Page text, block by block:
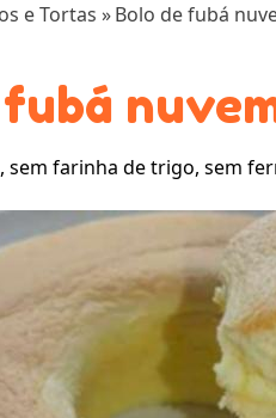
e Tortas »Bolo de fubá
sem farinha de trigo, sem